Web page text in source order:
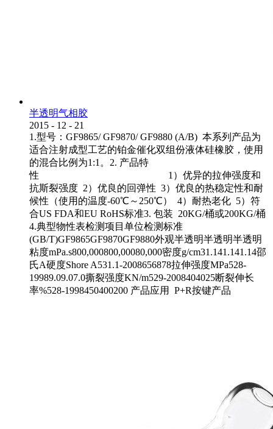
半透明气相胶
2015 - 12 - 21
1.型号：GF9865/ GF9870/ GF9880 (A/B) 本系列产品为
适合注射成型工艺的铂金催化双组份液体硅橡胶，使用
的混合比例为1:1。2. 产品特
性 1）优异的拉伸强度和
抗斯裂强度 2）优良的回弹性 3）优良的热稳定性和耐
候性（使用的温度-60℃～250℃） 4）耐热老化 5）符
合US FDA和EU RoHS标准3. 包装 20KG/桶或200KG/桶
4.典型物性表检测项目单位检测标准
(GB/T)GF9865GF9870GF9880外观半透明半透明半透明
粘度mPa.s800,000800,00080,000密度g/cm31.141.141.14邵
氏A硬度Shore A531.1-2008656878拉伸强度MPa528-
19989.09.07.0撕裂强度KN/m529-2008404025断裂伸长
率%528-1998450400200 产品应用 P+R按键产品